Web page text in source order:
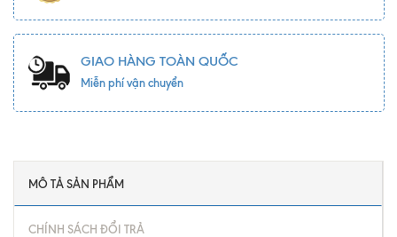
GIAO HÀNG TOÀN QUỐC
Miễn phí vận chuyển
MÔ TẢ SẢN PHẨM
CHÍNH SÁCH ĐỔI TRẢ